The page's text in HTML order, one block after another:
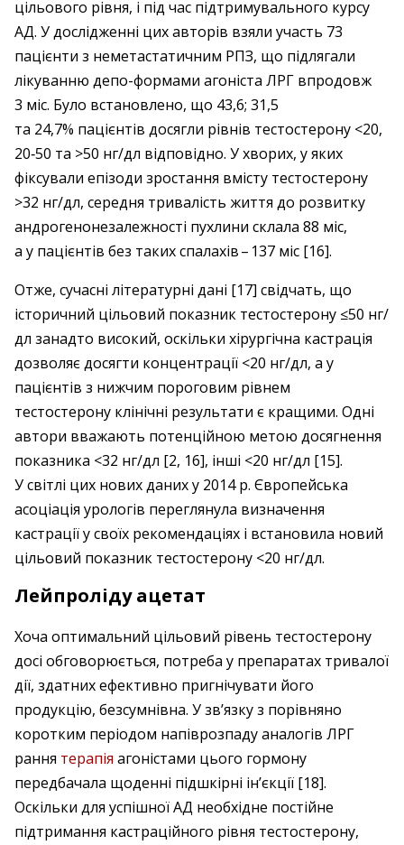
цільового рівня, і під час підтримувального курсу
АД. У дослідженні цих авторів взяли участь 73
пацієнти з неметастатичним РПЗ, що підлягали
лікуванню депо-формами агоніста ЛРГ впродовж
3 міс. Було встановлено, що 43,6; 31,5
та 24,7% пацієнтів досягли рівнів тестостерону <20,
20‑50 та >50 нг/дл відповідно. У хворих, у яких
фіксували епізоди зростання вмісту тестостерону
>32 нг/дл, середня тривалість життя до розвитку
андрогенонезалежності пухлини склала 88 міс,
а у пацієнтів без таких спалахів – ​137 міс [16].
Отже, сучасні літературні дані [17] свідчать, що
історичний цільовий показник тестостерону ≤50 нг/
дл занадто високий, оскільки хірургічна кастрація
дозволяє досягти концентрації <20 нг/дл, а у
пацієнтів з нижчим пороговим рівнем
тестостерону клінічні результати є кращими. Одні
автори вважають потенційною метою досягнення
показника <32 нг/дл [2, 16], інші <20 нг/дл [15].
У світлі цих нових даних у 2014 р. Європейська
асоціація урологів переглянула визначення
кастрації у своїх рекомендаціях і встановила новий
цільовий показник тестостерону <20 нг/дл.
Лейпроліду ацетат
Хоча оптимальний цільовий рівень тестостерону
досі обговорюється, потреба у препаратах тривалої
дії, здатних ефективно пригнічувати його
продукцію, безсумнівна. У зв’язку з порівняно
коротким періодом напіврозпаду аналогів ЛРГ
рання терапія агоністами цього гормону
передбачала щоденні підшкірні ін’єкції [18].
Оскільки для успішної АД необхідне постійне
підтримання кастраційного рівня тестостерону,